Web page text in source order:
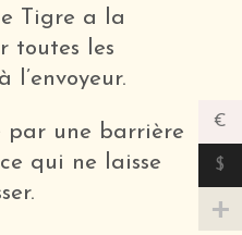
Tigre a la
toutes les
l’envoyeur.
par une barrière
qui ne laisse
€
$